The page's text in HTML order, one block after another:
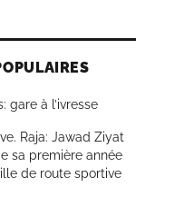
gare à l’ivresse
Raja: Jawad Ziyat
sa première année
de route sportive